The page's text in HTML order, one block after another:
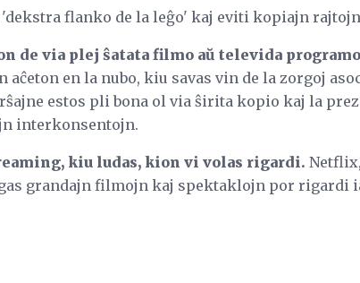
'dekstra flanko de la leĝo' kaj eviti kopiajn
de via plej ŝatata filmo aŭ televida
en la nubo, kiu savas vin de la zorgoj
estos pli bona ol via ŝirita kopio kaj la
interkonsentojn.
kiu ludas, kion vi volas rigardi.
grandajn filmojn kaj spektaklojn por rigardi